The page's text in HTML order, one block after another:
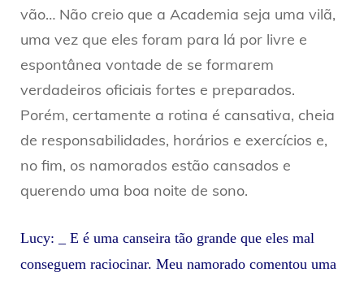
vão… Não creio que a Academia seja uma vilã,
uma vez que eles foram para lá por livre e
espontânea vontade de se formarem
verdadeiros oficiais fortes e preparados.
Porém, certamente a rotina é cansativa, cheia
de responsabilidades, horários e exercícios e,
no fim, os namorados estão cansados e
querendo uma boa noite de sono.
Lucy: _ E é uma canseira tão grande que eles mal
conseguem raciocinar. Meu namorado comentou uma